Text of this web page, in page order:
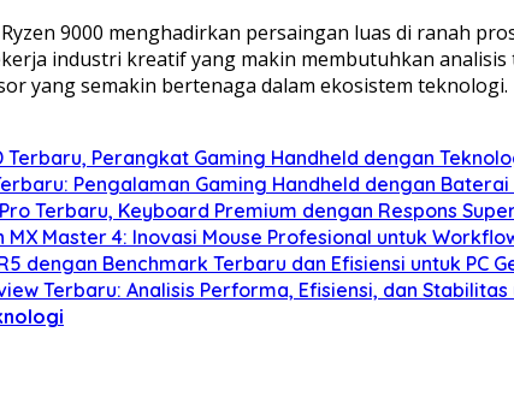
9000 menghadirkan persaingan luas di ranah
industri kreatif yang makin membutuhkan
yang semakin bertenaga dalam ekosistem teknologi.
Terbaru, Perangkat Gaming Handheld dengan
Pengalaman Gaming Handheld dengan
Terbaru, Keyboard Premium dengan Respons
Master 4: Inovasi Mouse Profesional untuk
dengan Benchmark Terbaru dan Efisiensi untuk PC
Terbaru: Analisis Performa, Efisiensi, dan